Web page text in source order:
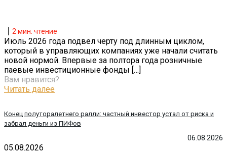
06.08.2026
Конец полуторалетнего ралли: частный инвестор устал от риска и
забрал деньги из ПИФов
2 мин. чтение
Июль 2026 года подвел черту под длинным циклом,
который в управляющих компаниях уже начали считать
новой нормой. Впервые за полтора года розничные
паевые инвестиционные фонды […]
Вам нравится?
Читать далее
05.08.2026